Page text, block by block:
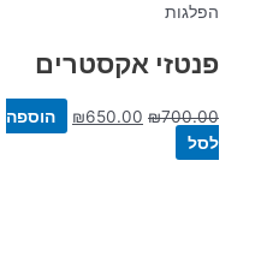
הפלגות
פנטזי אקסטרים
₪700.00
₪650.00
הוספה
לסל